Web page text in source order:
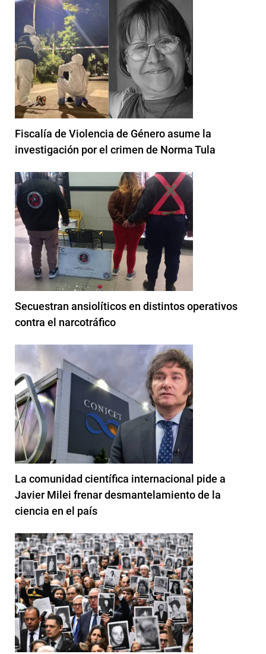
Fiscalía de Violencia de Género asume la
investigación por el crimen de Norma Tula
Secuestran ansiolíticos en distintos operativos
contra el narcotráfico
La comunidad científica internacional pide a
Javier Milei frenar desmantelamiento de la
ciencia en el país